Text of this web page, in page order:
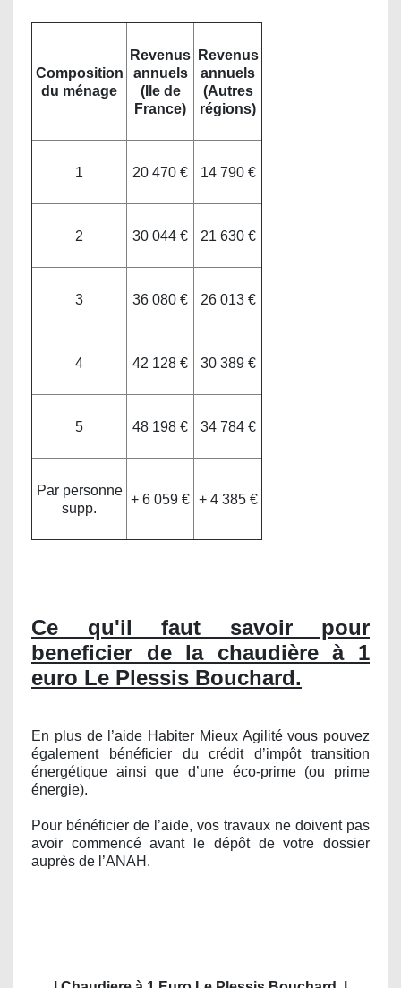
Composition
du ménage
Revenus
annuels
(Ile de
France)
Revenus
annuels
(Autres
régions)
1 20 470 € 14 790 €
2 30 044 € 21 630 €
3 36 080 € 26 013 €
4 42 128 € 30 389 €
5 48 198 € 34 784 €
Par personne
supp.
+ 6 059 € + 4 385 €
Ce qu'il faut savoir pour
beneficier de la chaudière à 1
euro Le Plessis Bouchard.
En plus de l’aide Habiter Mieux Agilité vous pouvez
également bénéficier du crédit d’impôt transition
énergétique ainsi que d’une éco-prime (ou prime
énergie).
Pour bénéficier de l’aide, vos travaux ne doivent pas
avoir commencé avant le dépôt de votre dossier
auprès de l’ANAH.